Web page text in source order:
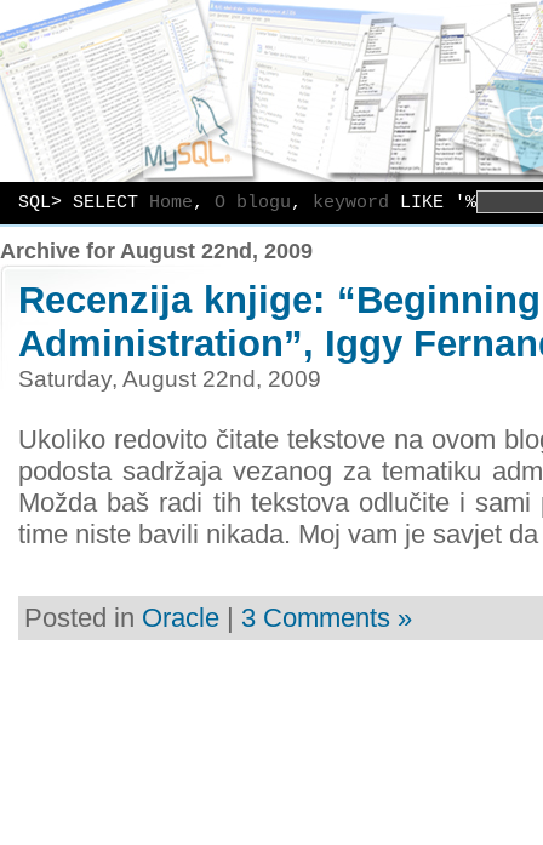
SQL> SELECT Home, O blogu, keyword LIKE '%
Archive for August 22nd, 2009
Recenzija knjige:
Administration”, Iggy
Saturday, August 22nd, 2009
Ukoliko redovito čitate tekstove na ovom
podosta sadržaja vezanog za tematiku
Možda baš radi tih tekstova odlučite i
time niste bavili nikada. Moj vam je savjet
Posted in Oracle | 3 Comments »